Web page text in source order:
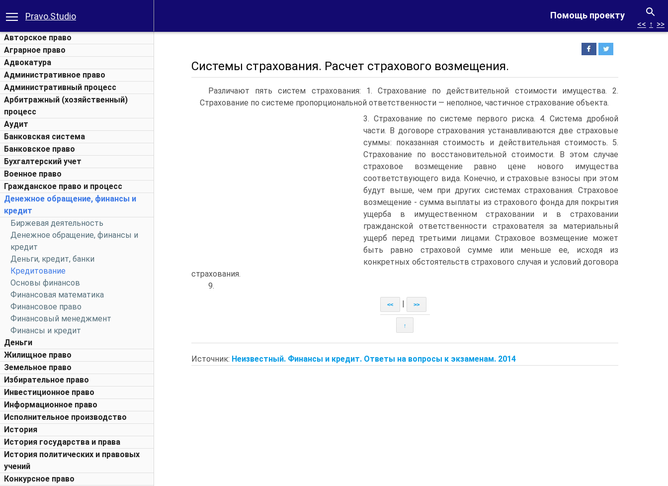
Помощь проекту
Pravo.Studio
Авторское право
Аграрное право
Адвокатура
Административное право
Административный процесс
Арбитражный (хозяйственный)
процесс
Аудит
Банковская система
Банковское право
Бухгалтерский учет
Военное право
Гражданское право и процесс
Денежное обращение, финансы и
кредит
Биржевая деятельность
Денежное обращение, финансы и
кредит
Деньги, кредит, банки
Кредитование
Основы финансов
Финансовая математика
Финансовое право
Финансовый менеджмент
Финансы и кредит
Деньги
Жилищное право
Земельное право
Избирательное право
Инвестиционное право
Информационное право
Исполнительное производство
История
История государства и права
История политических и правовых
учений
Конкурсное право
<< ↑ >>
Системы страхования. Расчет страхового возмещения.
Различают пять систем страхования: 1. Страхование по действительной стоимости имущества. 2.
Страхование по системе пропорциональной ответственности — неполное, частичное страхование объекта.
3. Страхование по системе первого риска. 4. Система дробной
части. В договоре страхования устанавливаются две страховые
суммы: показанная стоимость и действительная стоимость. 5.
Страхование по восстановительной стоимости. В этом случае
страховое возмещение равно цене нового имущества
соответствующего вида. Конечно, и страховые взносы при этом
будут выше, чем при других системах страхования. Страховое
возмещение - сумма выплаты из страхового фонда для покрытия
ущерба в имущественном страховании и в страховании
гражданской ответственности страхователя за материальный
ущерб перед третьими лицами. Страховое возмещение может
быть равно страховой сумме или меньше ее, исходя из
конкретных обстоятельств страхового случая и условий договора
страхования.
9.
<< >>
↑
Источник: Неизвестный. Финансы и кредит. Ответы на вопросы к экзаменам. 2014